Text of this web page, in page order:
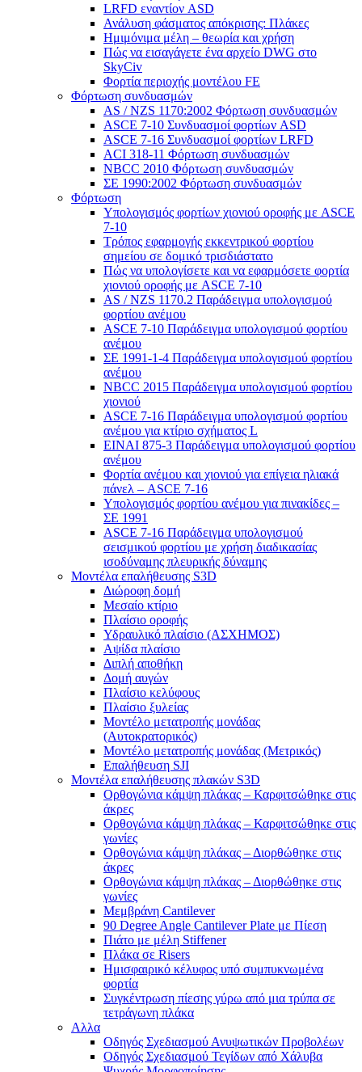
LRFD εναντίον ASD
Ανάλυση φάσματος απόκρισης: Πλάκες
Ημιμόνιμα μέλη – θεωρία και χρήση
Πώς να εισαγάγετε ένα αρχείο DWG στο
SkyCiv
Φορτία περιοχής μοντέλου FE
Φόρτωση συνδυασμών
AS / NZS 1170:2002 Φόρτωση συνδυασμών
ASCE 7-10 Συνδυασμοί φορτίων ASD
ASCE 7-16 Συνδυασμοί φορτίων LRFD
ACI 318-11 Φόρτωση συνδυασμών
NBCC 2010 Φόρτωση συνδυασμών
ΣΕ 1990:2002 Φόρτωση συνδυασμών
Φόρτωση
Υπολογισμός φορτίων χιονιού οροφής με ASCE
7-10
Τρόπος εφαρμογής εκκεντρικού φορτίου
σημείου σε δομικό τρισδιάστατο
Πώς να υπολογίσετε και να εφαρμόσετε φορτία
χιονιού οροφής με ASCE 7-10
AS / NZS 1170.2 Παράδειγμα υπολογισμού
φορτίου ανέμου
ASCE 7-10 Παράδειγμα υπολογισμού φορτίου
ανέμου
ΣΕ 1991-1-4 Παράδειγμα υπολογισμού φορτίου
ανέμου
NBCC 2015 Παράδειγμα υπολογισμού φορτίου
χιονιού
ASCE 7-16 Παράδειγμα υπολογισμού φορτίου
ανέμου για κτίριο σχήματος L
ΕΙΝΑΙ 875-3 Παράδειγμα υπολογισμού φορτίου
ανέμου
Φορτία ανέμου και χιονιού για επίγεια ηλιακά
πάνελ – ASCE 7-16
Υπολογισμός φορτίου ανέμου για πινακίδες –
ΣΕ 1991
ASCE 7-16 Παράδειγμα υπολογισμού
σεισμικού φορτίου με χρήση διαδικασίας
ισοδύναμης πλευρικής δύναμης
Μοντέλα επαλήθευσης S3D
Διώροφη δομή
Μεσαίο κτίριο
Πλαίσιο οροφής
Υδραυλικό πλαίσιο (ΑΣΧΗΜΟΣ)
Αψίδα πλαίσιο
Διπλή αποθήκη
Δομή αυγών
Πλαίσιο κελύφους
Πλαίσιο ξυλείας
Μοντέλο μετατροπής μονάδας
(Αυτοκρατορικός)
Μοντέλο μετατροπής μονάδας (Μετρικός)
Επαλήθευση SJI
Μοντέλα επαλήθευσης πλακών S3D
Ορθογώνια κάμψη πλάκας – Καρφιτσώθηκε στις
άκρες
Ορθογώνια κάμψη πλάκας – Καρφιτσώθηκε στις
γωνίες
Ορθογώνια κάμψη πλάκας – Διορθώθηκε στις
άκρες
Ορθογώνια κάμψη πλάκας – Διορθώθηκε στις
γωνίες
Μεμβράνη Cantilever
90 Degree Angle Cantilever Plate με Πίεση
Πιάτο με μέλη Stiffener
Πλάκα σε Risers
Ημισφαιρικό κέλυφος υπό συμπυκνωμένα
φορτία
Συγκέντρωση πίεσης γύρω από μια τρύπα σε
τετράγωνη πλάκα
Αλλα
Οδηγός Σχεδιασμού Ανυψωτικών Προβολέων
Οδηγός Σχεδιασμού Τεγίδων από Χάλυβα